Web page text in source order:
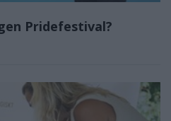
Pridefestival?